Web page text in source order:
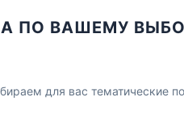
ПО ВАШЕМУ
для вас тематические